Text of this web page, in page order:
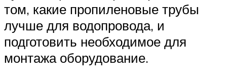
том, какие пропиленовые трубы
лучше для водопровода, и
подготовить необходимое для
монтажа оборудование.